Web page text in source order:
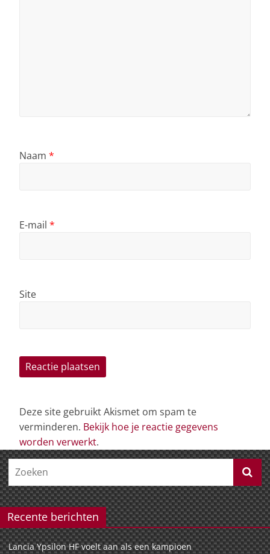
Naam *
E-mail *
Site
Deze site gebruikt Akismet om spam te
verminderen. Bekijk hoe je reactie gegevens
worden verwerkt.
Recente berichten
Lancia Ypsilon HF voelt aan als een kampioen